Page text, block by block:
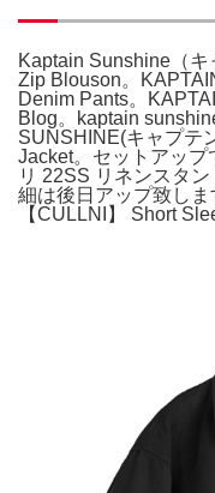
Kaptain Sunshine（
Zip Blouson。
Denim Pants。
Blog。kaptain
SUNSHINE(キャプテ
Jacket。セットアップ
リ 22SS リネンスタ
細は後日アップ致しま
【CULLNI】 Short